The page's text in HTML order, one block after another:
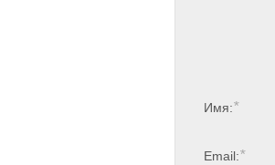
Имя:*
Email:*